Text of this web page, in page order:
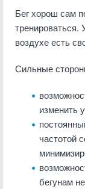
Бег хорош сам
тренироваться.
воздухе есть
Сильные
изменить
частотой
бегунам